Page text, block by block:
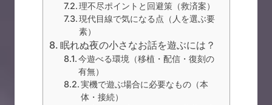
理不尽ポイントと回避策（救済案）
現代目線で気になる点（人を選ぶ要
素）
眠れぬ夜の小さなお話を遊ぶには？
今遊べる環境（移植・配信・復刻の
有無）
実機で遊ぶ場合に必要なもの（本
体・接続）